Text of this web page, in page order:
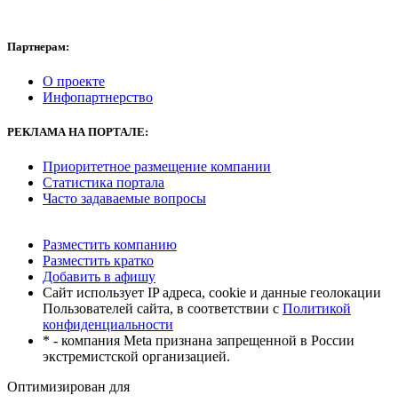
Партнерам:
О проекте
Инфопартнерство
РЕКЛАМАНА ПОРТАЛЕ:
Приоритетное размещение компании
Статистика портала
Часто задаваемые вопросы
Разместить компанию
Разместить кратко
Добавить в афишу
Сайт использует IP адреса, cookie и данные геолокации
Пользователей сайта, в соответствии с Политикой
конфиденциальности
* - компания Meta признана запрещенной в России
экстремистской организацией.
Оптимизирован для